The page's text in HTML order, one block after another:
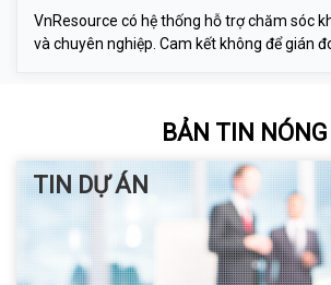
VnResource có hệ thống hỗ trợ chăm sóc
và chuyên nghiệp. Cam kết không để gián
BẢN TIN NÓNG
TIN DỰ ÁN